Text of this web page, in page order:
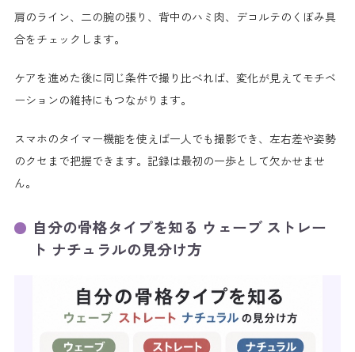
肩のライン、二の腕の張り、背中のハミ肉、デコルテのくぼみ具
合をチェックします。
ケアを進めた後に同じ条件で撮り比べれば、変化が見えてモチベ
ーションの維持にもつながります。
スマホのタイマー機能を使えば一人でも撮影でき、左右差や姿勢
のクセまで把握できます。記録は最初の一歩として欠かせませ
ん。
自分の骨格タイプを知る ウェーブ ストレー
ト ナチュラルの見分け方